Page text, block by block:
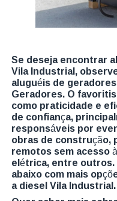
Se deseja encontrar
Vila Industrial,
aluguéis de
Geradores. O
como praticidade e
de confiança,
responsáveis por
obras de
remotos sem acesso
elétrica, entre
abaixo com mais
a diesel Vila Industrial.